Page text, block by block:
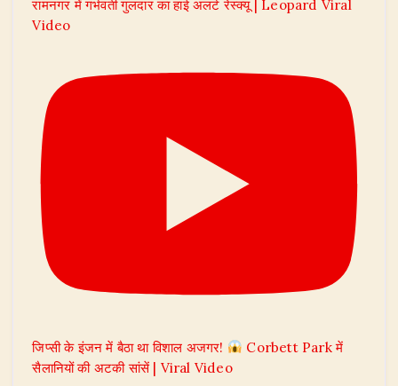
रामनगर में गर्भवती गुलदार का हाई अलर्ट रेस्क्यू | Leopard Viral
Video
जिप्सी के इंजन में बैठा था विशाल अजगर!
Corbett Park में
सैलानियों की अटकी सांसें | Viral Video